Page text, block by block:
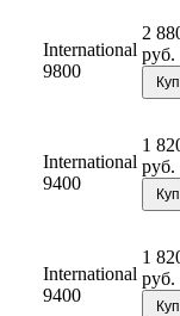
International
9800
2
руб.
International
9400
1
руб.
International
9400
1
руб.